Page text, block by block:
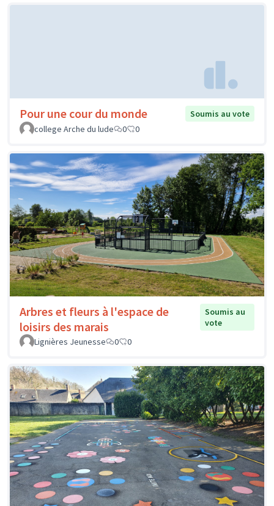
Pour une cour du monde
Soumis au vote
college Arche du lude
0 0
Arbres et fleurs à l'espace de
loisirs des marais
Soumis au
vote
Lignières Jeunesse
0 0